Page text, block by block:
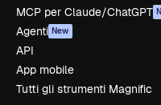
MCP per Claude/ChatGPT
Agenti New
API
App mobile
Tutti gli strumenti Magnific